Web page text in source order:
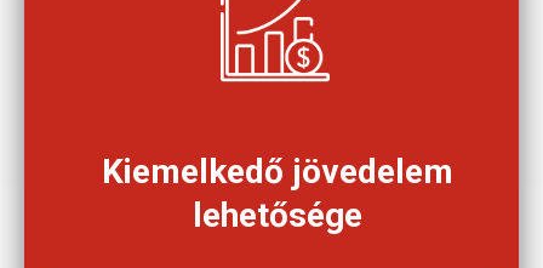
Kiemelkedő jövedelem
lehetősége